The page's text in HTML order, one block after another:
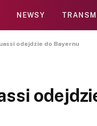
NEWSY
odejdzie do Bayernu